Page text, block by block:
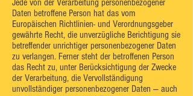
Jede von der Verarbeitung personenbezogener
Daten betroffene Person hat das vom
Europäischen Richtlinien- und Verordnungsgeber
gewährte Recht, die unverzügliche Berichtigung sie
betreffender unrichtiger personenbezogener Daten
zu verlangen. Ferner steht der betroffenen Person
das Recht zu, unter Berücksichtigung der Zwecke
der Verarbeitung, die Vervollständigung
unvollständiger personenbezogener Daten — auch